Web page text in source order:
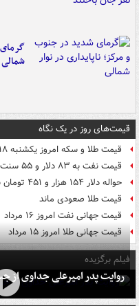
گرمای
شمالی
قیمت‌های روز در یک نگاه
قیمت طلا و سکه امروز یکشنبه ۱۸ مرداد ۱۴۰۵
قیمت نفت به ۸۳ دلار و ۵۵ سنت در هر بشکه رسید
حواله دلار ۱۵۴ هزار و ۴۵۱ تومان شد
قیمت طلا صعودی ماند
قیمت جهانی نفت امروز ۱۶ مرداد
قیمت جهانی طلا امروز ۱۵ مرداد
فیلم برگزیده
روایت پدر امیرعلی جداوی